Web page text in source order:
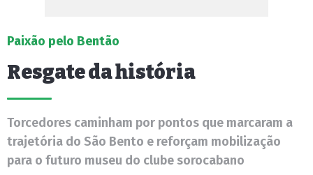
Paixão pelo Bentão
Resgate da história
Torcedores caminham por pontos que marcaram a
trajetória do São Bento e reforçam mobilização
para o futuro museu do clube sorocabano